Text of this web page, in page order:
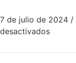
7 de julio de 2024 /
desactivados